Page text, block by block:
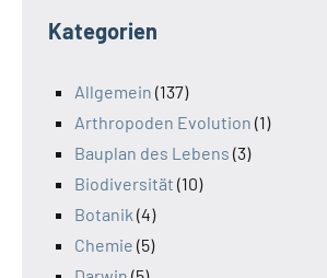
Kategorien
Allgemein (137)
Arthropoden Evolution (1)
Bauplan des Lebens (3)
Biodiversität (10)
Botanik (4)
Chemie (5)